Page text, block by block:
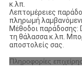
κ.λπ.
Λεπτομέρειες
πληρωμή
Μέθοδοι παράδοσης:
τη θάλασσα κ.λπ.
αποστολείς σας.
Πληροφορίες